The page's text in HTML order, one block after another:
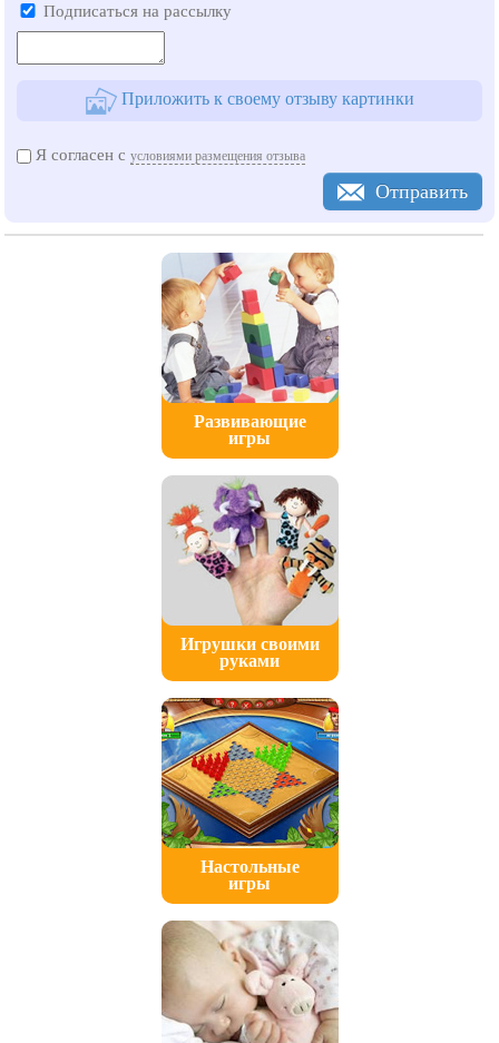
Подписаться на рассылку
Приложить к своему отзыву картинки
Я согласен сусловиями размещения отзыва
Отправить
Развивающие
игры
Игрушки своими
руками
Настольные
игры